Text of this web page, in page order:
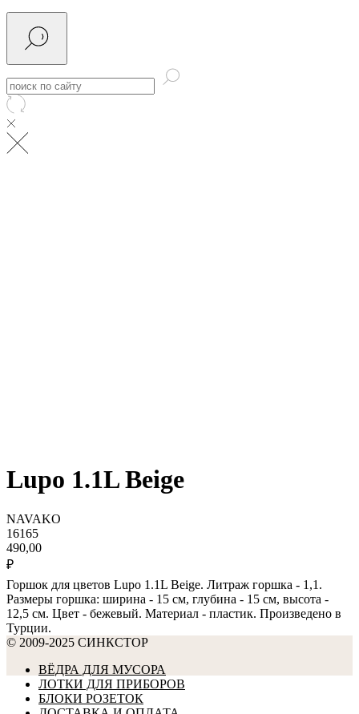
Lupo 1.1L Beige
NAVAKO
16165
490,00
₽
Горшок для цветов Lupo 1.1L Beige. Литраж горшка - 1,1.
Размеры горшка: ширина - 15 см, глубина - 15 см, высота -
12,5 см. Цвет - бежевый. Материал - пластик. Произведено в
Турции.
© 2009-2025 СИНКСТОР
ВЁДРА ДЛЯ МУСОРА
ЛОТКИ ДЛЯ ПРИБОРОВ
БЛОКИ РОЗЕТОК